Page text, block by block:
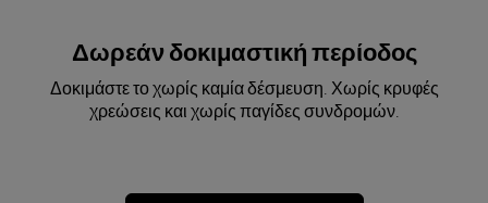
Δωρεάν δοκιμαστική περίοδος
Δοκιμάστε το χωρίς καμία δέσμευση. Χωρίς κρυφές
χρεώσεις και χωρίς παγίδες συνδρομών.